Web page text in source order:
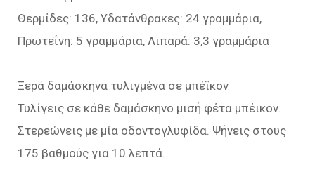
Θερμίδες: 136, Υδατάνθρακες: 24 γραμμάρια,
Πρωτεΐνη: 5 γραμμάρια, Λιπαρά: 3,3 γραμμάρια
Ξερά δαμάσκηνα τυλιγμένα σε μπέϊκον
Τυλίγεις σε κάθε δαμάσκηνο μισή φέτα μπέικον.
Στερεώνεις με μία οδοντογλυφίδα. Ψήνεις στους
175 βαθμούς για 10 λεπτά.